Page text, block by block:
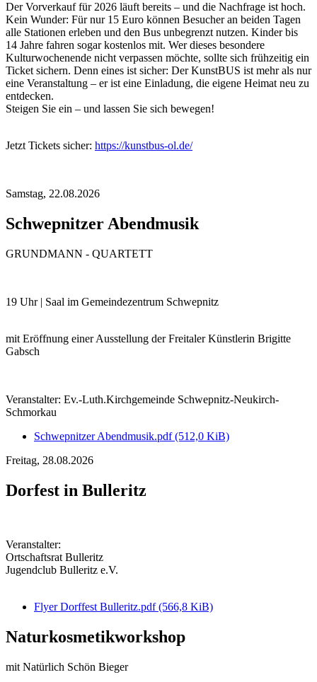
Der Vorverkauf für 2026 läuft bereits – und die Nachfrage ist hoch.
Kein Wunder: Für nur 15 Euro können Besucher an beiden Tagen
alle Stationen erleben und den Bus unbegrenzt nutzen. Kinder bis
14 Jahre fahren sogar kostenlos mit. Wer dieses besondere
Kulturwochenende nicht verpassen möchte, sollte sich frühzeitig ein
Ticket sichern. Denn eines ist sicher: Der KunstBUS ist mehr als nur
eine Veranstaltung – er ist eine Einladung, die eigene Heimat neu zu
entdecken.
Steigen Sie ein – und lassen Sie sich bewegen!
Jetzt Tickets sicher: https://kunstbus-ol.de/
Samstag, 22.08.2026
Schwepnitzer Abendmusik
GRUNDMANN - QUARTETT
19 Uhr | Saal im Gemeindezentrum Schwepnitz
mit Eröffnung einer Ausstellung der Freitaler Künstlerin Brigitte
Gabsch
Veranstalter: Ev.-Luth.Kirchgemeinde Schwepnitz-Neukirch-
Schmorkau
Schwepnitzer Abendmusik.pdf(512,0 KiB)
Freitag, 28.08.2026
Dorfest in Bulleritz
Veranstalter:
Ortschaftsrat Bulleritz
Jugendclub Bulleritz e.V.
Flyer Dorffest Bulleritz.pdf(566,8 KiB)
Naturkosmetikworkshop
mit Natürlich Schön Bieger